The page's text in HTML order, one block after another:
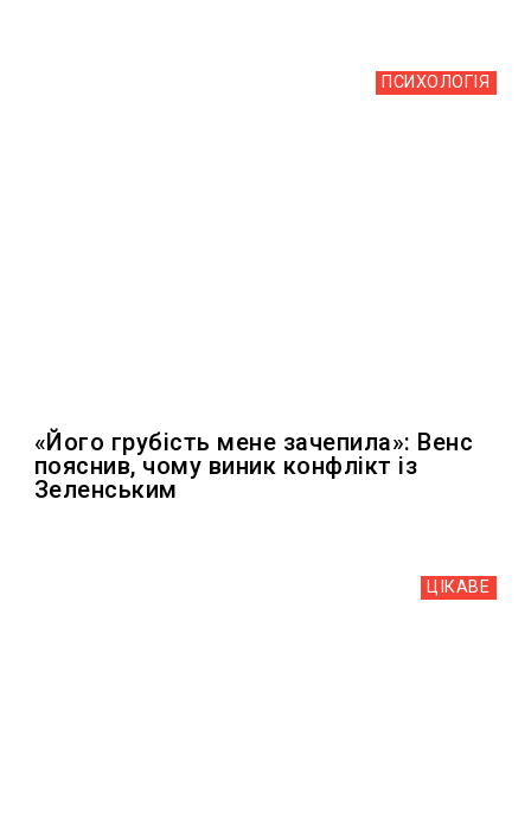
ПСИХОЛОГІЯ
«Його грубість мене зачепила»: Венс
пояснив, чому виник конфлікт із
Зеленським
ЦІКАВЕ